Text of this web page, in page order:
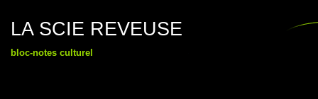
LA SCIE REVEUSE
bloc-notes culturel